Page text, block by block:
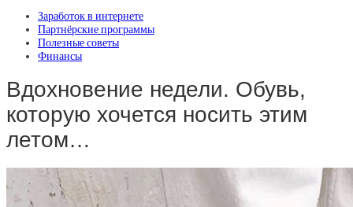
Заработок в интернете
Партнёрские программы
Полезные советы
Финансы
Вдохновение недели. Обувь,
которую хочется носить этим
летом…